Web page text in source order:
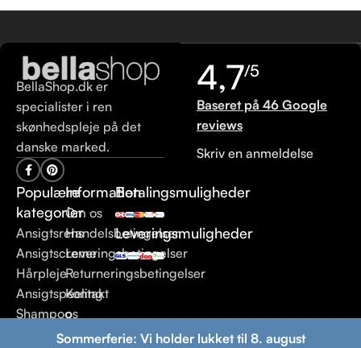
Sommerferie: Vi holder lukket til 8. august
BellaShop.dk er
specialister i ren
skønhedspleje på det
danske marked.
Populære
kategorier
Ansigtsrens
Ansigtscreme
Hårpleje
Ansigtspeeling
Shampoo
Information
Om os
Handelsbetingelser
Leveringsbetingelser
Returneringsbetingelser
Kontakt
os
Betalingsmuligheder
Leveringsmuligheder
4,7/5
Baseret på 46 Google
reviews
Skriv en anmeldelse